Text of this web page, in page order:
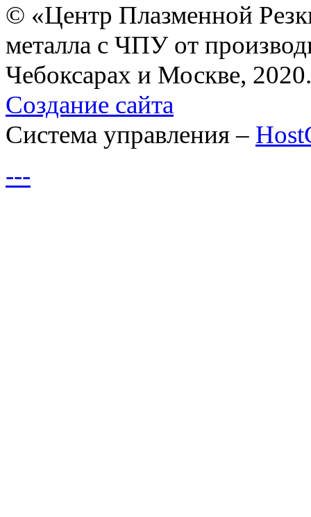
© «Центр Плазменной
металла с ЧПУ от
Чебоксарах и Москве, 2020.
Создание сайта
Система управления –
---